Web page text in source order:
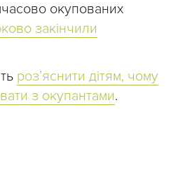
окупованих
закінчили
розʼяснити дітям, чому
з окупантами.